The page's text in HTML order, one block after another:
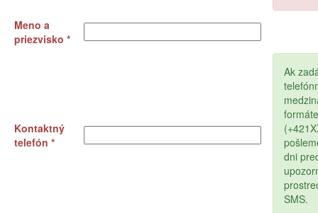
Meno a
priezvisko *
Kontaktný
telefón *
Ak
formáte
dni
SMS.